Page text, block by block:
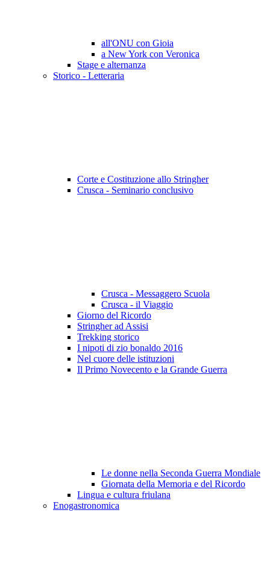
all'ONU con Gioia
a New York con Veronica
Stage e alternanza
Storico - Letteraria
Corte e Costituzione allo Stringher
Crusca - Seminario conclusivo
Crusca - Messaggero Scuola
Crusca - il Viaggio
Giorno del Ricordo
Stringher ad Assisi
Trekking storico
I nipoti di zio bonaldo 2016
Nel cuore delle istituzioni
Il Primo Novecento e la Grande Guerra
Le donne nella Seconda Guerra Mondiale
Giornata della Memoria e del Ricordo
Lingua e cultura friulana
Enogastronomica